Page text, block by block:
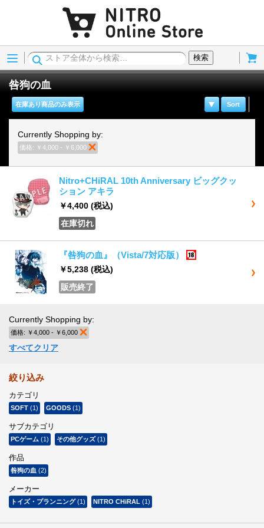
Menu
検索
咎狗の血
Sort
在庫あり商品のみ表示
Currently Shopping by:
価格: ￥4,000 - ￥6,000
Nitro+CHiRAL 10th Anniversary ビッグクッ
ション アキラ
￥4,400 (税込)
在庫切れ
『咎狗の血』（Vista/7対応版）
￥5,238 (税込)
販売終了
Currently Shopping by:
価格: ￥4,000 - ￥6,000
すべてクリア
絞り込み
カテゴリ
SOFT (1) GOODS (1)
サブカテゴリ
PCゲーム (1) その他グッズ(1)
作品
咎狗の血 (2)
メーカー
トイズ・プランニング(1) NITRO CHiRAL (1)